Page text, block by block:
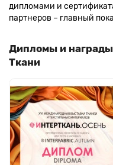
дипломами и
партнеров – главный
Дипломы и
Ткани